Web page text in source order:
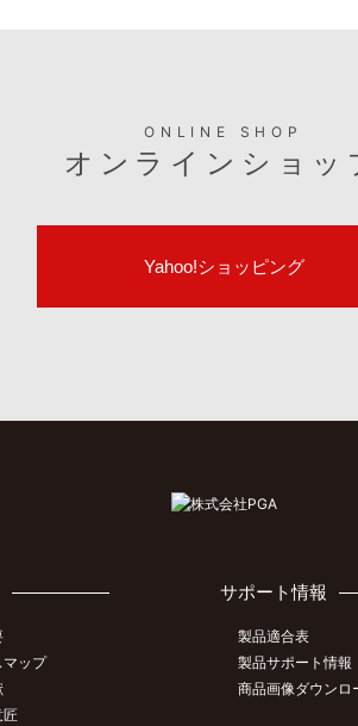
ONLINE SHOP
オンラインショッ
Yahoo!ショッピング
マップ
匠
サポート情報
製品適合表
製品サポート情報
商品画像ダウンロ